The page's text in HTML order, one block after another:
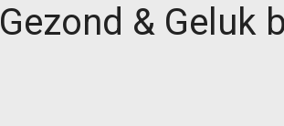
Gezond & Geluk